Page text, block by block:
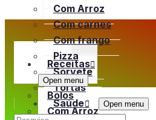
Com Arroz
Com carnes
Com frango
Pizza
Sorvete
Tortas
Saúde
Open menu
Receitas
Open menu
Bolos
Com Arroz